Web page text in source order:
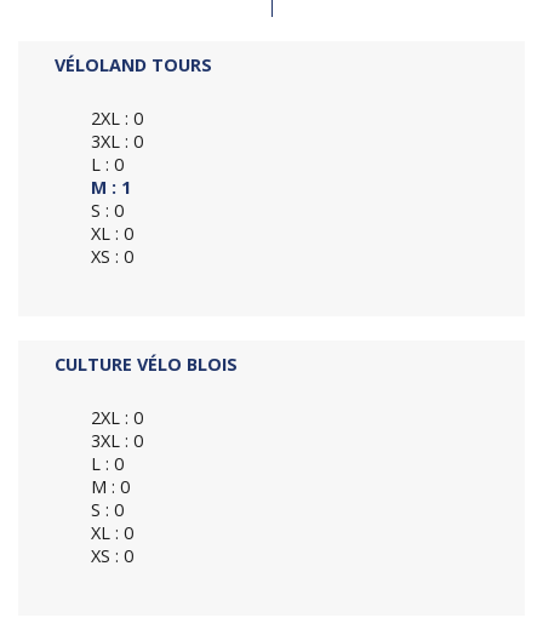
VÉLOLAND TOURS
2XL : 0
3XL : 0
L : 0
M : 1
S : 0
XL : 0
XS : 0
CULTURE VÉLO BLOIS
2XL : 0
3XL : 0
L : 0
M : 0
S : 0
XL : 0
XS : 0